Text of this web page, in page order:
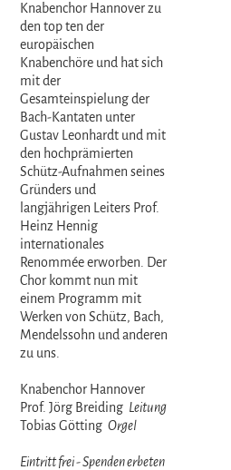
Knabenchor Hannover zu
den top ten der
europäischen
Knabenchöre und hat sich
mit der
Gesamteinspielung der
Bach-Kantaten unter
Gustav Leonhardt und mit
den hochprämierten
Schütz-Aufnahmen seines
Gründers und
langjährigen Leiters Prof.
Heinz Hennig
internationales
Renommée erworben. Der
Chor kommt nun mit
einem Programm mit
Werken von Schütz, Bach,
Mendelssohn und anderen
zu uns.
Knabenchor Hannover
Prof. Jörg Breiding Leitung
Tobias Götting Orgel
Eintritt frei - Spenden erbeten